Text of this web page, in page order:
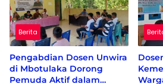
Berita
Pengabdian Dosen Unwira
di Mbotulaka Dorong
Pemuda Aktif dalam